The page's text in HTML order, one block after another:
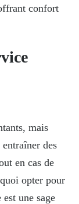
confort
mais
des
en cas de
opter pour
une sage